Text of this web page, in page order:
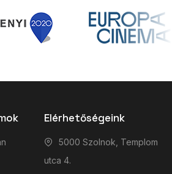
Elérhetőségeink
5000 Szolnok, Templom
utca 4.